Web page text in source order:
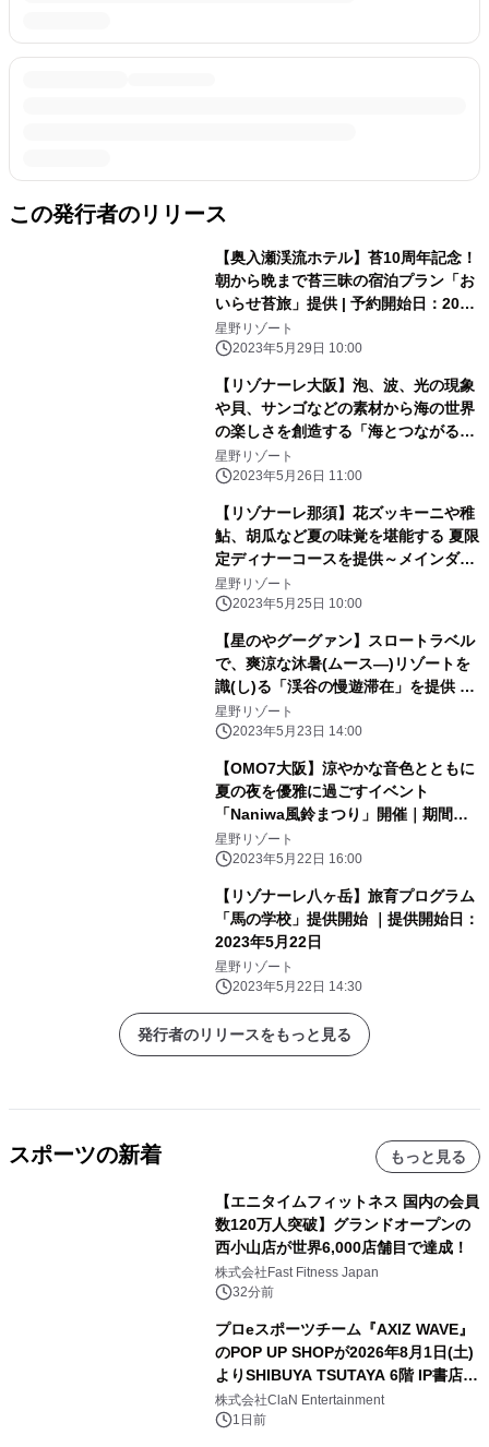
この発行者のリリース
【奥入瀬渓流ホテル】苔10周年記念！
朝から晩まで苔三昧の宿泊プラン「お
いらせ苔旅」提供 | 予約開始日：2023
年6月13日／期間：2023年6月24日〜
2024年6月19日
星野リゾート
2023年5月29日 10:00
【リゾナーレ大阪】泡、波、光の現象
や貝、サンゴなどの素材から海の世界
の楽しさを創造する「海とつながるア
トリエ」誕生｜期間：2023年6月1
日〜9月30日
星野リゾート
2023年5月26日 11:00
【リゾナーレ那須】花ズッキーニや稚
鮎、胡瓜など夏の味覚を堪能する 夏限
定ディナーコースを提供～メインダイ
ニング「OTTO SETTE(オットセッテ)
NASU(ナス)」のフルコース～| 期間：
星野リゾート
2023年5月25日 10:00
【星のやグーグァン】スロートラベル
で、爽涼な沐暑(ムース―)リゾートを
識(し)る「渓谷の慢遊滞在」を提供 ～
森林散策や川辺のピクニックで谷關(グ
ーグァン)と「つながる」2泊3日の滞
日〜8月31日
星野リゾート
2023年5月23日 14:00
【OMO7大阪】涼やかな音色とともに
夏の夜を優雅に過ごすイベント
「Naniwa風鈴まつり」開催｜期間：
2023年6月1日～8月31日
星野リゾート
2023年5月22日 16:00
【リゾナーレ八ヶ岳】旅育プログラム
「馬の学校」提供開始 ｜提供開始日：
2023年5月22日
星野リゾート
2023年5月22日 14:30
発行者のリリースをもっと見る
スポーツの新着 もっと見る
【エニタイムフィットネス 国内の会員
数120万人突破】グランドオープンの
西小山店が世界6,000店舗目で達成！
株式会社Fast Fitness Japan
32分前
プロeスポーツチーム『AXIZ WAVE』
のPOP UP SHOPが2026年8月1日(土)
よりSHIBUYA TSUTAYA 6階 IP書店で
開催決定！！
株式会社ClaN Entertainment
1日前